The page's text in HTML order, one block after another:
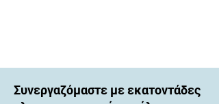
Συνεργαζόμαστε με εκατοντάδες